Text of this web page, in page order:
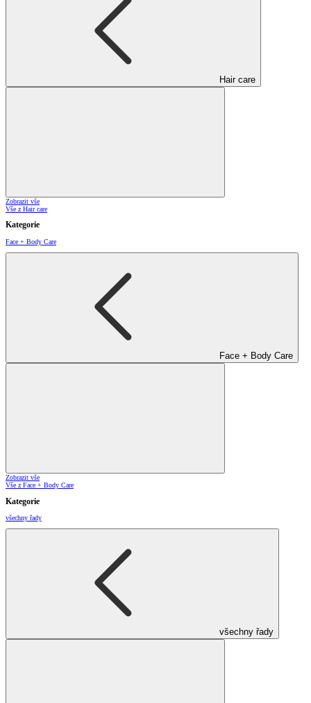
Hair care
Zobrazit vše
Vše z Hair care
Kategorie
Face + Body Care
Face + Body Care
Zobrazit vše
Vše z Face + Body Care
Kategorie
všechny řady
všechny řady